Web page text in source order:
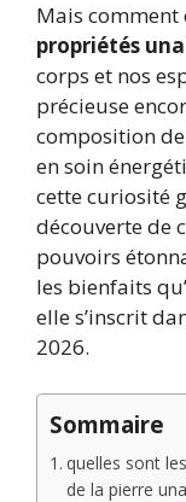
Mais comment
propriétés
corps et nos
précieuse
composition
en soin
cette curiosité
découverte de
pouvoirs
les bienfaits
elle s’inscrit
2026.
Sommaire
quelles sont
de la pierre